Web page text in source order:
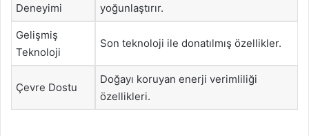
Deneyimi
yoğunlaştırır.
Gelişmiş
Teknoloji
Son teknoloji ile donatılmış özellikler.
Çevre Dostu
Doğayı koruyan enerji verimliliği
özellikleri.